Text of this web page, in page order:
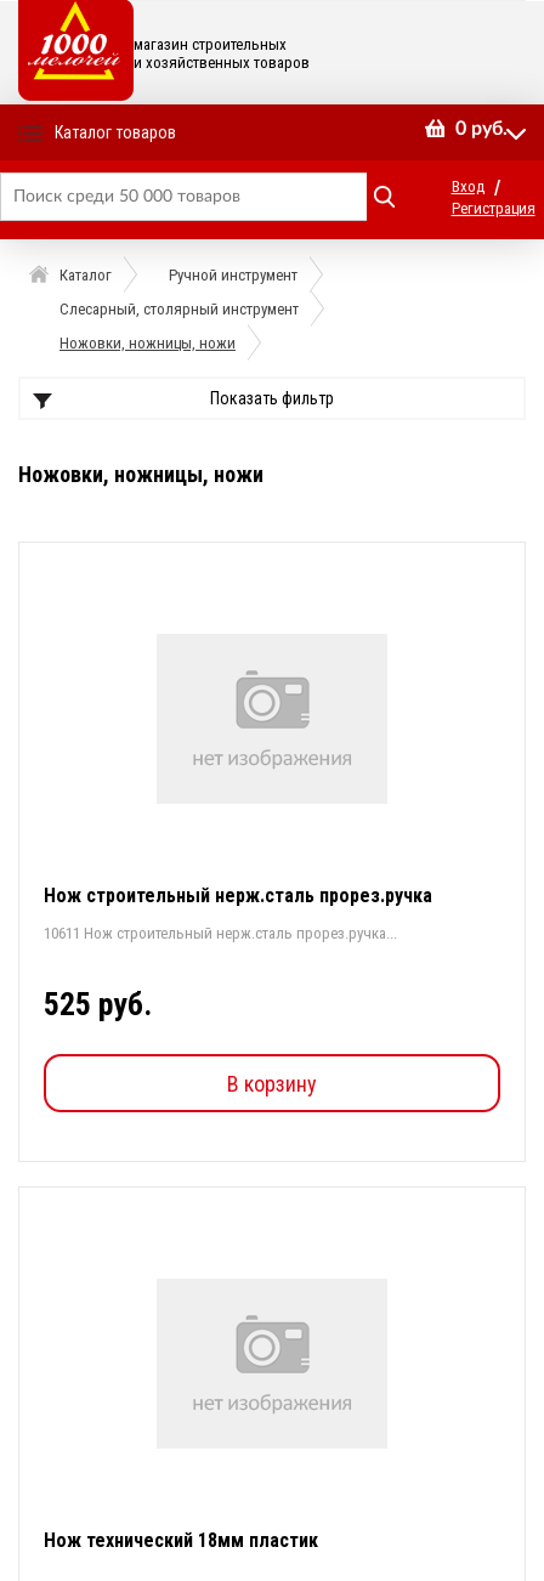
магазин строительных
и хозяйственных товаров
Каталог товаров 0 руб.
Вход /
Регистрация
Каталог
Ручной инструмент
Слесарный, столярный инструмент
Ножовки, ножницы, ножи
Показать фильтр
Ножовки, ножницы, ножи
Нож строительный нерж.сталь прорез.ручка
10611 Нож строительный нерж.сталь прорез.ручка...
525 руб.
В корзину
Нож технический 18мм пластик